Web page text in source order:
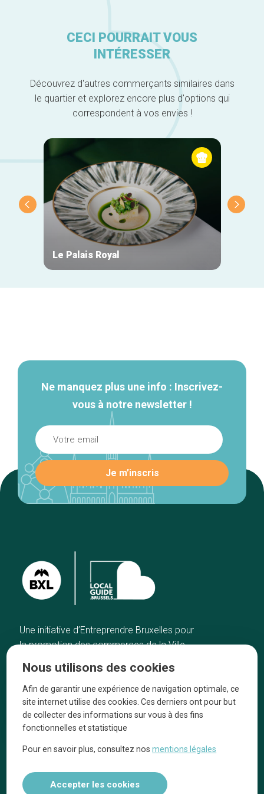
CECI POURRAIT VOUS
INTÉRESSER
Découvrez d'autres commerçants similaires dans
le quartier et explorez encore plus d'options qui
correspondent à vos envies !
Le Palais Royal
Ne manquez plus une info : Inscrivez-
vous à notre newsletter !
Une initiative d’Entreprendre Bruxelles pour
la promotion des commerces de la Ville
Accueil
Bonnes adresses
Quartiers
Blog
Tops 10
Artisans
A propos
On parle de nous
Nous utilisons des cookies
Afin de garantir une expérience de navigation optimale, ce
site internet utilise des cookies. Ces derniers ont pour but
de collecter des informations sur vous à des fins
fonctionnelles et statistique
Pour en savoir plus, consultez nosmentions légales
Accepter les cookies